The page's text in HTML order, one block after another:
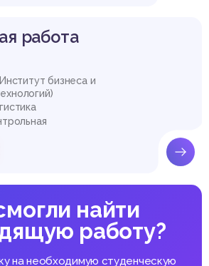
работа
бизнеса и
найти
работу?
на необходимую студенческую